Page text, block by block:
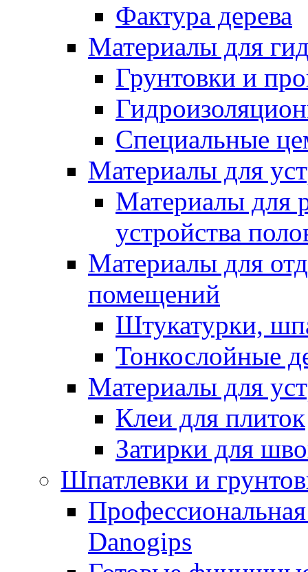
Фактура дерева
Материалы для
Грунтовки и
Специальные
Материалы для
Материалы для
устройства
Материалы для
помещений
Штукатурки,
Тонкослойные
Материалы для
Клеи для плиток
Затирки для
Шпатлевки и
Danogips